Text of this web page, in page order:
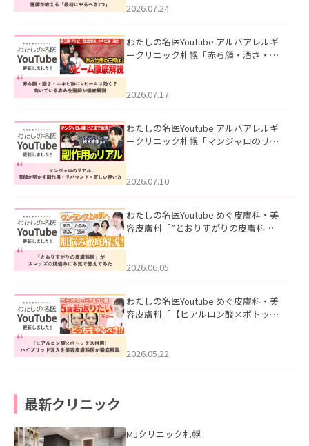
た。
2026.07.24
わたしの名医Youtube アルバアレルギ
ークリニック札幌「赤ら顔・酒さ・ニ
した。
2026.07.17
わたしの名医Youtube アルバアレルギ
ークリニック札幌「マンジャロのリア
た。
2026.07.10
わたしの名医Youtube めぐ皮膚科・美
容皮膚科「”とおりすがりの皮膚科
2026.06.05
わたしの名医Youtube めぐ皮膚科・美
容皮膚科「【ヒアルロン酸×ボトック
た。
2026.05.22
最新クリニック
MJクリニック札幌